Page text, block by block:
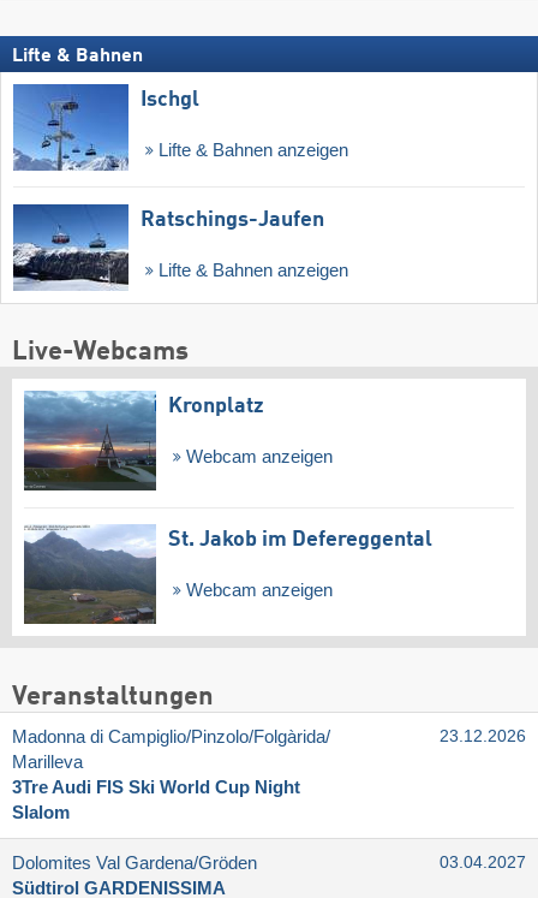
Lifte & Bahnen
Ischgl
Lifte & Bahnen anzeigen
Ratschings-Jaufen
Lifte & Bahnen anzeigen
Live-Webcams
Kronplatz
Webcam anzeigen
St. Jakob im Defereggental
Webcam anzeigen
Veranstaltungen
Madonna di Campiglio/​Pinzolo/​Folgàrida/​
Marilleva
3Tre Audi FIS Ski World Cup Night
Slalom
23.12.2026
Dolomites Val Gardena/​Gröden
Südtirol GARDENISSIMA
03.04.2027